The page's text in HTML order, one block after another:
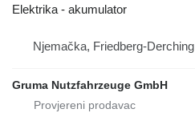
Elektrika - akumulator
Njemačka, Friedberg-Derching
Gruma Nutzfahrzeuge GmbH